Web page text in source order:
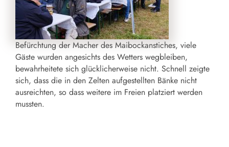
Befürchtung der Macher des Maibockanstiches, viele
Gäste wurden angesichts des Wetters wegbleiben,
bewahrheitete sich glücklicherweise nicht. Schnell zeigte
sich, dass die in den Zelten aufgestellten Bänke nicht
ausreichten, so dass weitere im Freien platziert werden
mussten.